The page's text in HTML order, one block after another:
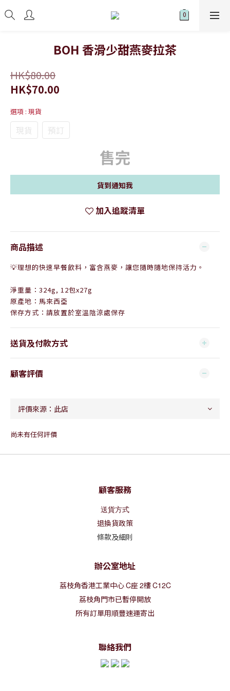
BOH 香滑少甜燕麥拉茶
HK$80.00
HK$70.00
選項 : 現貨
現貨 預訂
售完
貨到通知我
加入追蹤清單
商品描述
💡理想的快速早餐飲料，富含燕麥，讓您隨時隨地保持活力。
淨重量：324g, 12包x27g
原產地：馬來西亞
保存方式：請放置於室溫陰涼處保存
送貨及付款方式
顧客評價
尚未有任何評價
顧客服務
送貨方式
退換貨政策
條款及細則
辦公室地址
荔枝角香港工業中心C座2樓C12C
荔枝角門市已暫停開放
所有訂單用順豐速運寄出
聯絡我們